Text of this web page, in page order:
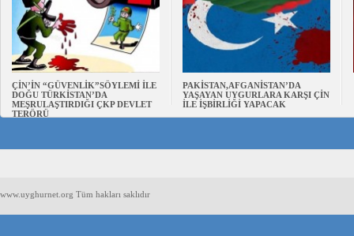
ÇİN’İN “GÜVENLİK”SÖYLEMİ İLE
DOĞU TÜRKİSTAN’DA
MEŞRULAŞTIRDIĞI ÇKP DEVLET
TERÖRÜ
PAKİSTAN,AFGANİSTAN’DA
YAŞAYAN UYGURLARA KARŞI ÇİN
İLE İŞBİRLİĞİ YAPACAK
www.uyghurnet.org Tüm hakları saklıdır